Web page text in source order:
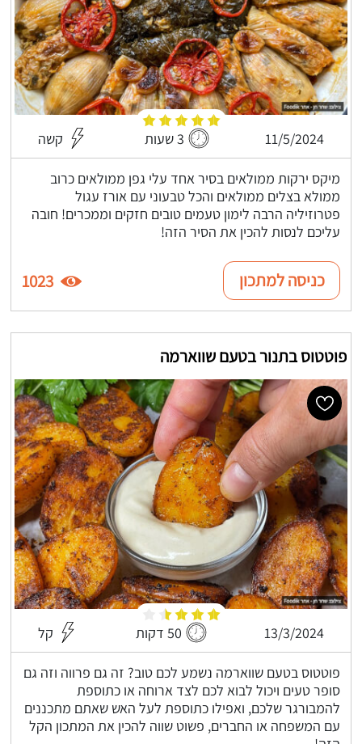
11/5/2024 3 שעות קשה
מיקס ירקות ממולאים בסיר אחד עלי גפן ממולאים כרוב
ממולא בצלים ממולאים והכל טבעוני עם אורז עגול
פטרוזיליה הרבה לימון טעמים טובים חזקים וממכרים! חובה
עליכם לנסות להכין את הסיר הזה!
כניסה למתכון 1023
פוטטוס בתנור בטעם שווארמה
13/3/2024 50 דקות קל
פוטטוס בטעם שווארמה נשמע לכם טוב? זה גם פרווה וזה גם
סופר טעים ויכול לבוא לכם לצד ארוחה או כתוספת
להמבורגר שלכם, ואפילו כתוספת לעל האש שאתם מתכננים
עם המשפחה או החברים, פשוט שווה להכין את המתכון הקל